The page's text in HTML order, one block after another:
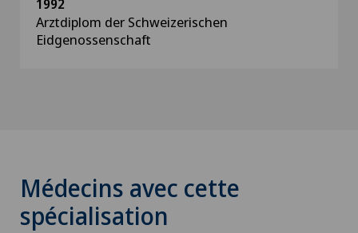
1992
Arztdiplom der Schweizerischen
Eidgenossenschaft
Médecins avec cette
spécialisation